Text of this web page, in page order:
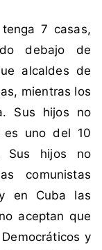
7 casas,
debajo de
alcaldes de
mientras los
Sus hijos no
es uno del 10
Sus hijos no
comunistas
en Cuba las
aceptan que
y